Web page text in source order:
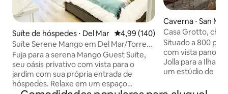
Suíte de hóspedes ⋅ Del Mar 4,99 de uma avaliação média de
4,99 (140)
Suíte Serene Mango em Del Mar/Torrey
Pines
Fuja para a serena Mango Guest Suite,
seu oásis privativo com vista para o
jardim com sua própria entrada de
hóspedes. Relaxe em um espaço
Caverna ⋅ San
Casa Grotto,
com vista para o
Situado a 800 pés
com vista
Jolla para a Ilha
um estúdio de
San Marcos.